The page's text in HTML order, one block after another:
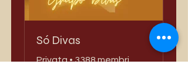
Só Divas
Privata•3388 membri